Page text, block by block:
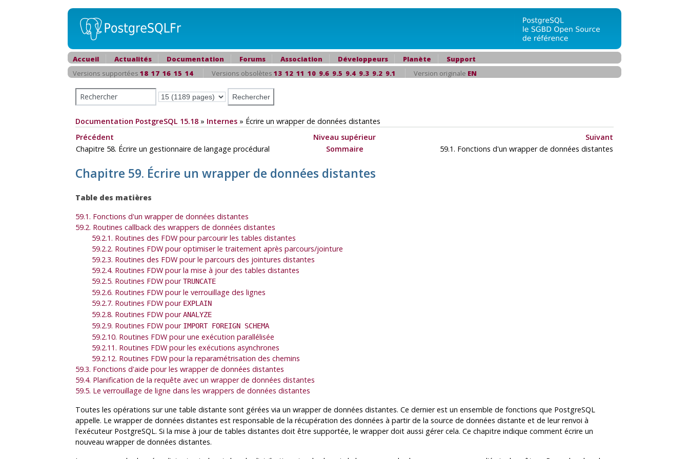
Accueil Actualités Documentation Forums Association Développeurs Planète
Support
Versions supportées 18 17 16 15 14 Versions obsolètes 13 12 11 10 9.6 9.5 9.4 9.3 9.2 9.1 Version originale EN
Documentation PostgreSQL 15.18 » Internes » Écrire un wrapper de données distantes
Précédent
Niveau supérieur
Suivant
Chapitre 58. Écrire un gestionnaire de langage procédural
Sommaire 59.1. Fonctions d'un wrapper de données distantes
Chapitre 59. Écrire un wrapper de données distantes
Table des matières
59.1. Fonctions d'un wrapper de données distantes
59.2. Routines callback des wrappers de données distantes
59.2.1. Routines des FDW pour parcourir les tables distantes
59.2.2. Routines FDW pour optimiser le traitement après parcours/jointure
59.2.3. Routines des FDW pour le parcours des jointures distantes
59.2.4. Routines FDW pour la mise à jour des tables distantes
59.2.5. Routines FDW pourTRUNCATE
59.2.6. Routines FDW pour le verrouillage des lignes
59.2.7. Routines FDW pour EXPLAIN
59.2.8. Routines FDW pourANALYZE
59.2.9. Routines FDW pour IMPORT FOREIGN SCHEMA
59.2.10. Routines FDW pour une exécution parallélisée
59.2.11. Routines FDW pour les exécutions asynchrones
59.2.12. Routines FDW pour la reparamétrisation des chemins
59.3. Fonctions d'aide pour les wrapper de données distantes
59.4. Planification de la requête avec un wrapper de données distantes
59.5. Le verrouillage de ligne dans les wrappers de données distantes
Toutes les opérations sur une table distante sont gérées via un wrapper de données distantes. Ce dernier est un ensemble de fonctions que PostgreSQL
appelle. Le wrapper de données distantes est responsable de la récupération des données à partir de la source de données distante et de leur renvoi à
l'exécuteur PostgreSQL. Si la mise à jour de tables distantes doit être supportée, le wrapper doit aussi gérer cela. Ce chapitre indique comment écrire un
nouveau wrapper de données distantes.